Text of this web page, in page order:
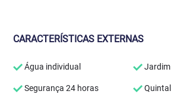
CARACTERÍSTICAS EXTERNAS
Água individual Jardim
Segurança 24 horas Quintal